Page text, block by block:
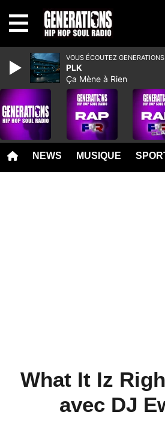
NEWS MUSIQUE
What It Iz
avec DJ
VOUS ÉCOUTEZ GENERATIONS
PLK
Ça Mène à Rien